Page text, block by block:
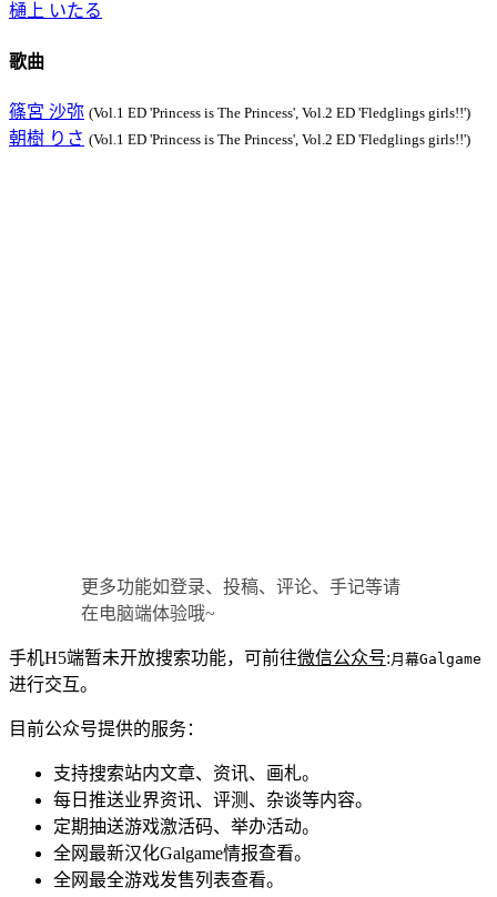
樋上 いたる
歌曲
篠宮 沙弥 (Vol.1 ED 'Princess is The Princess', Vol.2 ED 'Fledglings girls!!')
朝樹 りさ (Vol.1 ED 'Princess is The Princess', Vol.2 ED 'Fledglings girls!!')
更多功能如登录、投稿、评论、手记等请
在电脑端体验哦~
手机H5端暂未开放搜索功能，可前往微信公众号:月幕Galgame
进行交互。
目前公众号提供的服务：
支持搜索站内文章、资讯、画札。
每日推送业界资讯、评测、杂谈等内容。
定期抽送游戏激活码、举办活动。
全网最新汉化Galgame情报查看。
全网最全游戏发售列表查看。